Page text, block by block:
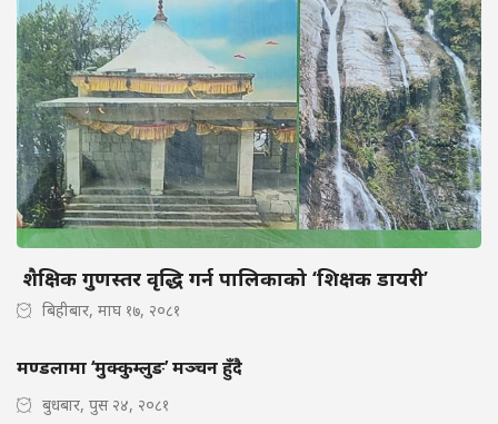
शैक्षिक गुणस्तर वृद्धि गर्न पालिकाको ‘शिक्षक डायरी’
बिहीबार, माघ १७, २०८१
मण्डलामा ‘मुक्कुम्लुङ’ मञ्चन हुँदै
बुधबार, पुस २४, २०८१